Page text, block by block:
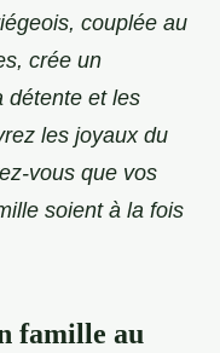
couplée au
crée un
détente et les
les joyaux du
vous que vos
soient à la fois
famille au